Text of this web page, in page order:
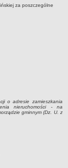
za poszczególne
o adresie zamieszkania
nieruchomości - na
gminnym (Dz. U. z